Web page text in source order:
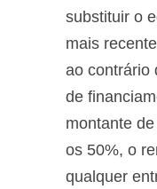
substituir o
mais
ao contrário
de
montante
os 50%, o
qualquer